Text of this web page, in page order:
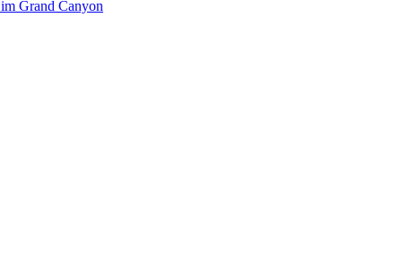
Grand Canyon